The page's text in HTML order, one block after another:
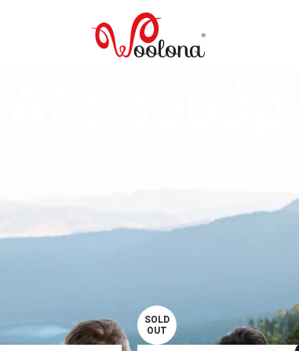
μπορούν να αλλάξουν ολόκληρη την αίσθηση μιας
φυσικά την υγρασία και βοηθά το σώμα να διατηρεί
προστατεύει το κεφάλι χωρίς να δημιουργεί
από τη συλλογή της Woolona για το βουνό, το σκι, την
SOLD
OUT